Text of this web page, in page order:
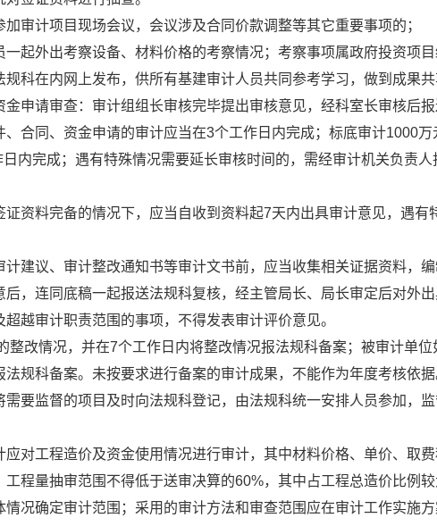
加审计项目现场会议，会议涉及合同价款调整等其它重要事项的；
一起外出考察设备、材料价格的考察情况；考察事项属政府投资项
科在内网上发布，供所有基建审计人员共同参考学习，做到成果共
申请审查：审计组组长审核完毕提出审核意见，经科室长审核后
合同、资金申请的审计应当在3个工作日内完成；标底审计1000万
内完成；遇有特殊情况需要延长审核时间的，需经审计机关负责
资料完备的情况下，应当自收到资料起7天内出具审计意见，遇有
建议、审计整改通知书等审计文书前，应当收集相关证据资料，
，连同底稿一起报送法规科复核，经主管局长、局长审定后对外
越审计职责范围的事项，不得发表审计评价意见。
整改情况，并在7个工作日内将整改情况报法规科备案；被审计单
规科备案。未按要求进行备案的审计成果，不能作为年度考核依据
要监督的项目及时向法规科登记，由法规科统一安排人员参加，
对工程造价及资金使用情况进行审计，其中材料价格、单价、取
程量抽审范围不得低于送审决算的60%，其中占工程总造价比例
况确定审计范围；采用的审计方法和审查范围应在审计工作实施方